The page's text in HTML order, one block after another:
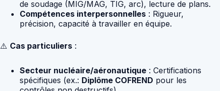
de soudage (MIG/MAG, TIG, arc), lecture de plans.
Compétences interpersonnelles : Rigueur,
précision, capacité à travailler en équipe.
⚠️ Cas particuliers :
Secteur nucléaire/aéronautique : Certifications
spécifiques (ex.: Diplôme COFREND pour les